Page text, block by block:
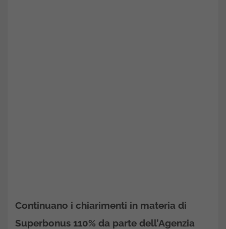
Continuano i chiarimenti in materia di
Superbonus 110% da parte dell’Agenzia